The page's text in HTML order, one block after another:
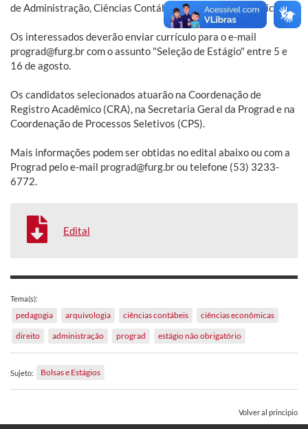
de Administração, Ciências Contábeis e Ciências Econômicas.
Os interessados deverão enviar currículo para o e-mail
prograd@furg.br com o assunto "Seleção de Estágio" entre 5 e
16 de agosto.
Os candidatos selecionados atuarão na Coordenação de
Registro Acadêmico (CRA), na Secretaria Geral da Prograd e na
Coordenação de Processos Seletivos (CPS).
Mais informações podem ser obtidas no edital abaixo ou com a
Prograd pelo e-mail prograd@furg.br ou telefone (53) 3233-
6772.
Edital
Tema(s):
pedagogia arquivologia ciências contábeis
ciências econômicas
direito
administração prograd estágio não obrigatório
Sujeto: Bolsas e Estágios
Volver al principio